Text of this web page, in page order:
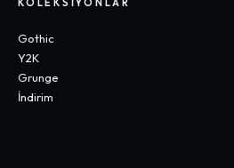
KOLEKSIYONLAR
Gothic
Y2K
Grunge
İndirim